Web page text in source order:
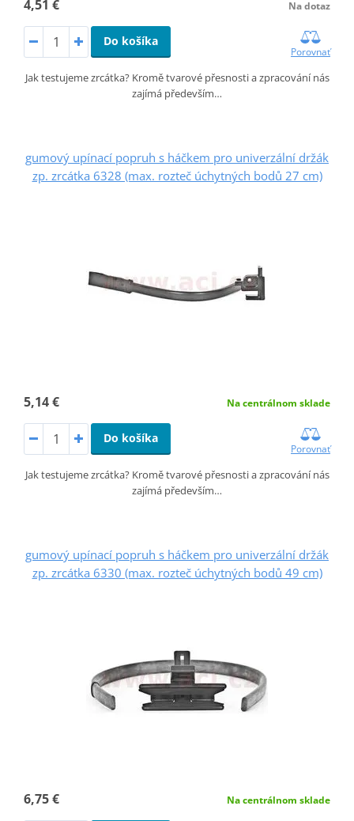
4,51 € Na dotaz
Do košíka
Porovnať
Jak testujeme zrcátka? Kromě tvarové přesnosti a zpracování nás
zajímá především…
gumový upínací popruh s háčkem pro univerzální držák
zp. zrcátka 6328 (max. rozteč úchytných bodů 27 cm)
5,14 € Na centrálnom sklade
Do košíka
Porovnať
Jak testujeme zrcátka? Kromě tvarové přesnosti a zpracování nás
zajímá především…
gumový upínací popruh s háčkem pro univerzální držák
zp. zrcátka 6330 (max. rozteč úchytných bodů 49 cm)
6,75 € Na centrálnom sklade